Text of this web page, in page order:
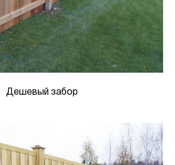
Дешевый забор